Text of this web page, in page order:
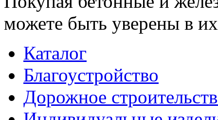
можете быть уверены в их
Каталог
Благоустройство
Дорожное